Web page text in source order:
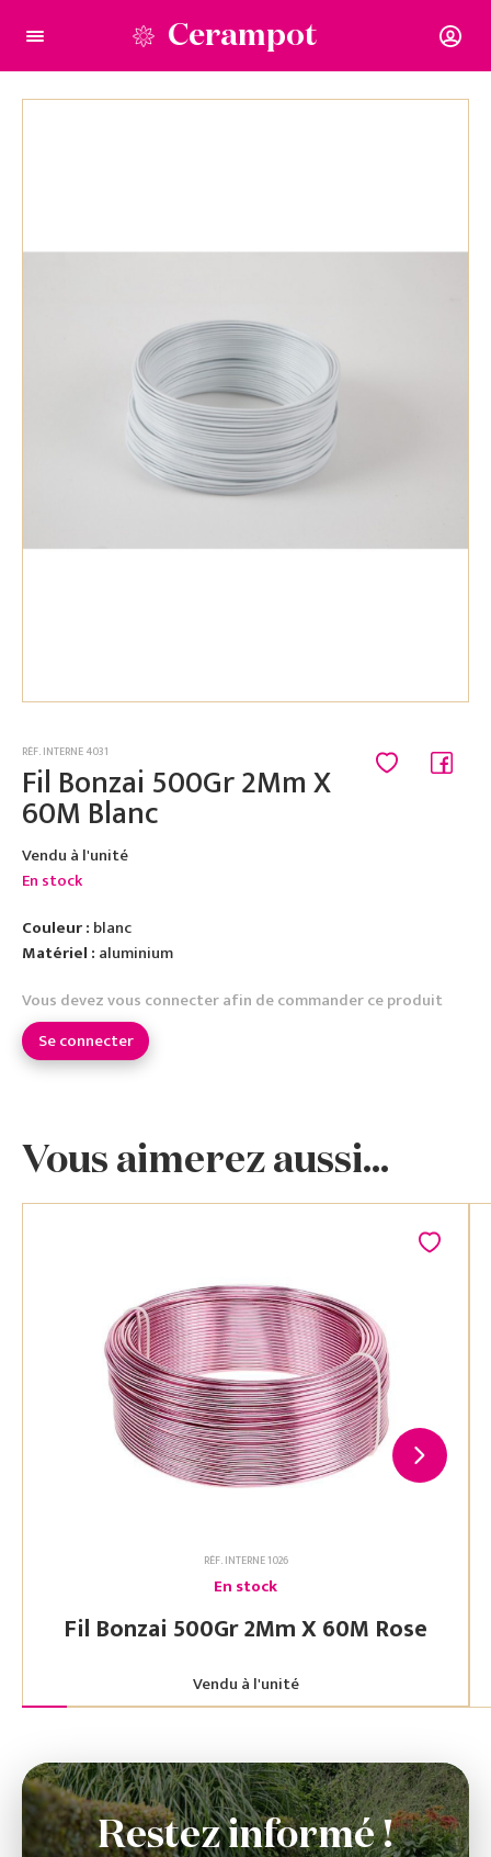
Cerampot
RÉF. INTERNE 4031
Fil Bonzai 500Gr 2Mm X
60M Blanc
Vendu à l'unité
En stock
Couleur : blanc
Matériel : aluminium
Vous devez vous connecter afin de commander ce produit
Se connecter
Vous aimerez aussi...
RÉF. INTERNE 1026
En stock
Fil Bonzai 500Gr 2Mm X 60M Rose
Vendu à l'unité
Restez informé !